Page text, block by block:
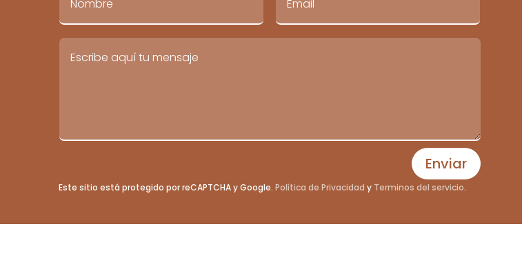
Enviar
Este sitio está protegido por reCAPTCHA y Google. Política de Privacidad yTerminos del servicio.